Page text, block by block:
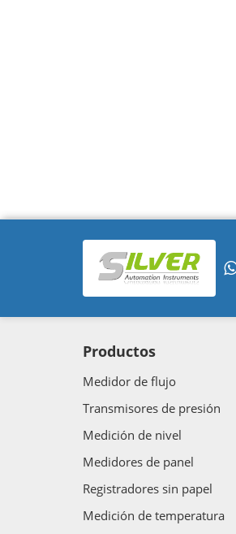
Productos
Medidor de flujo
Transmisores de presión
Medición de nivel
Medidores de panel
Registradores sin papel
Medición de temperatura